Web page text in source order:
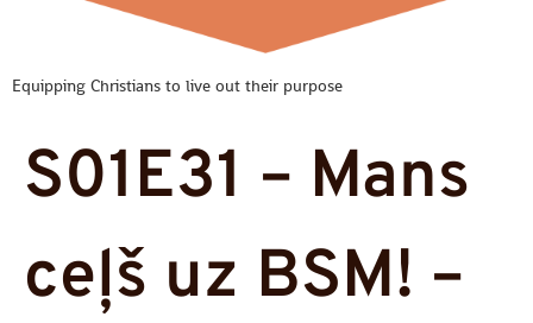
Equipping Christians to live out their purpose
S01E31 – Mans
ceļš uz BSM! –